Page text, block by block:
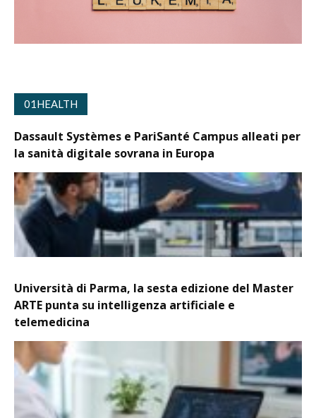
01HEALTH
Dassault Systèmes e PariSanté Campus alleati per
la sanità digitale sovrana in Europa
Università di Parma, la sesta edizione del Master
ARTE punta su intelligenza artificiale e
telemedicina